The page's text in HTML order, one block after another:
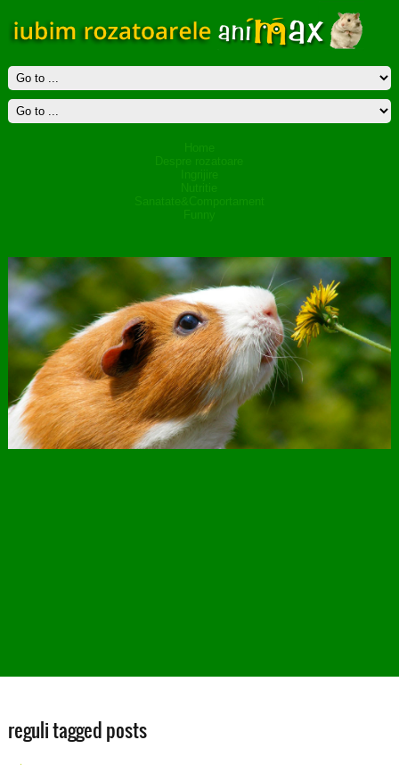
reguli tagged posts